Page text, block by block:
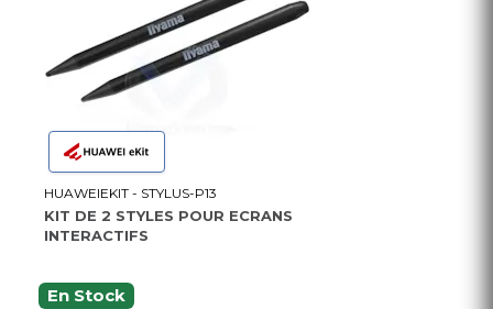
HUAWEIEKIT - STYLUS-P13
KIT DE 2 STYLES POUR ECRANS
INTERACTIFS
En Stock